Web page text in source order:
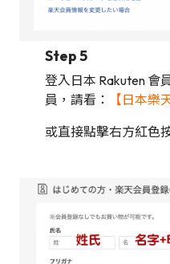
Step 5
登入日本 Rakuten 會
員，請看：
【日本樂
或直接點擊右方紅色